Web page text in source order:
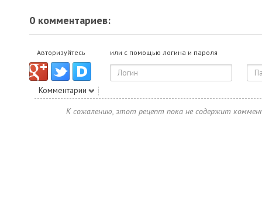
0 комментариев:
Авторизуйтесь или с помощью логина и пароля
Комментарии
К сожалению, этот рецепт пока не содержит